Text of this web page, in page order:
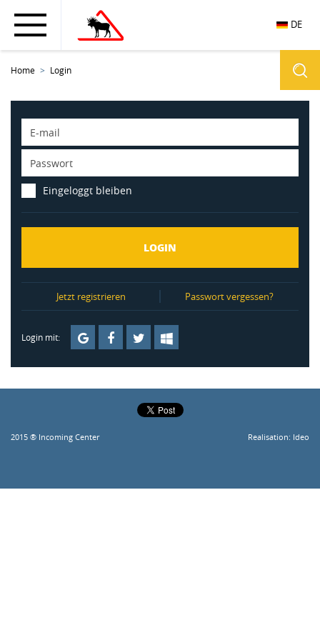
DE
Home Login
E-
mail*
Passwort
Eingeloggt bleiben
LOGIN
Jetzt registrieren Passwort vergessen?
Login mit:
2015 ® Incoming Center Realisation: Ideo